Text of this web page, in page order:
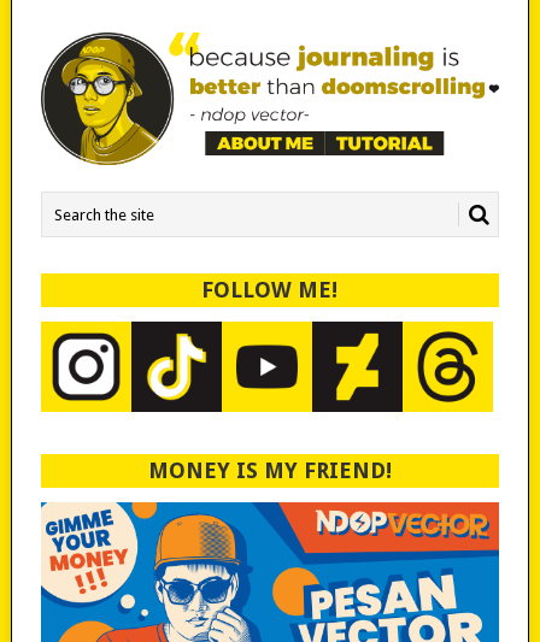
FOLLOW ME!
MONEY IS MY FRIEND!